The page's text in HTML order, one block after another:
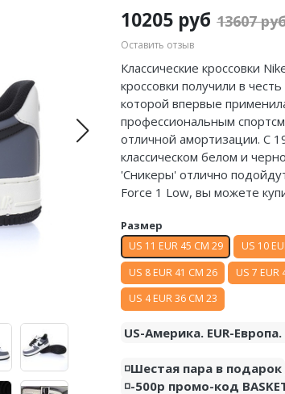
10205 руб 13607
Оставить отзыв
Классические кроссовки
кроссовки получили в
которой впервые
профессиональным
отличной амортизации. С
классическом белом и
'Сникеры' отлично
Force 1 Low, вы можете
Размер
US 11 EUR 45 CM 29 US 10
US 8 EUR 41 CM 26
US 7 EUR
US 4 EUR 36 CM 23
US-Америка. EUR-
◽️Шестая пара в подарок
◽️-500р промо-код